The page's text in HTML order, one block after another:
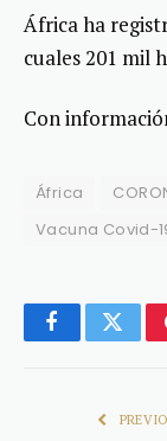
África ha
cuales 201 mil
Con
África
Vacuna Covid-
Facebook